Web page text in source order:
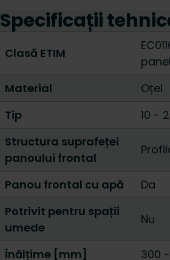
Specificații
Clasă ETIM
Material
Oțel
Tip
10 -
Structura suprafeței
panoului frontal
Panou frontal cu apă
Da
Potrivit pentru spații
umede
Nu
Înălțime [mm] 300 -